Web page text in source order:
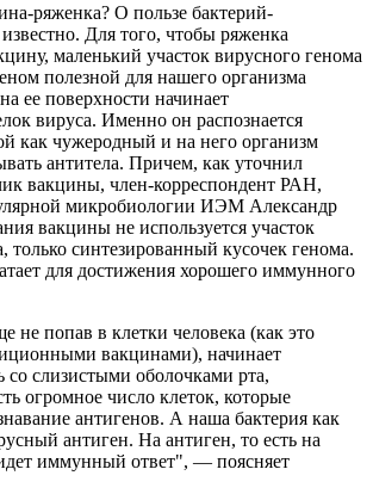
ряженка? О пользе бактерий-
Для того, чтобы ряженка
маленький участок вирусного генома
полезной для нашего организма
ее поверхности начинает
вируса. Именно он распознается
как чужеродный и на него организм
антитела. Причем, как уточнил
вакцины, член-корреспондент РАН,
микробиологии ИЭМ Александр
вакцины не используется участок
только синтезированный кусочек генома.
для достижения хорошего иммунного
не попав в клетки человека (как это
вакцинами), начинает
со слизистыми оболочками рта,
огромное число клеток, которые
антигенов. А наша бактерия как
антиген. На антиген, то есть на
иммунный ответ", — поясняет